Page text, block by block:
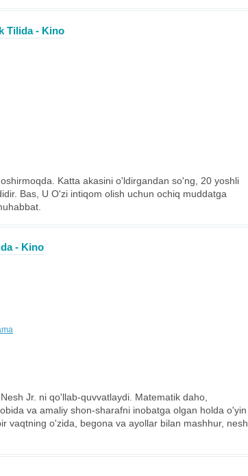
Tilida - Kino
Katta akasini o'ldirgandan so'ng, 20 yoshli
Bas, U O'zi intiqom olish uchun ochiq muddatga
- Kino
Jr. ni qo'llab-quvvatlaydi. Matematik daho,
va amaliy shon-sharafni inobatga olgan holda o'yin
vaqtning o'zida, begona va ayollar bilan mashhur, nesh